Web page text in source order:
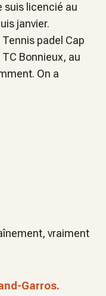
suis licencié au
janvier.
padel Cap
Bonnieux, au
On a
vraiment
Garros.